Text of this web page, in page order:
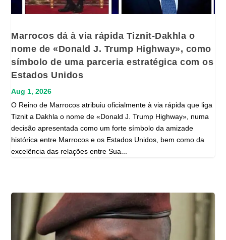
Marrocos dá à via rápida Tiznit-Dakhla o
nome de «Donald J. Trump Highway», como
símbolo de uma parceria estratégica com os
Estados Unidos
Aug 1, 2026
O Reino de Marrocos atribuiu oficialmente à via rápida que liga
Tiznit a Dakhla o nome de «Donald J. Trump Highway», numa
decisão apresentada como um forte símbolo da amizade
histórica entre Marrocos e os Estados Unidos, bem como da
excelência das relações entre Sua...